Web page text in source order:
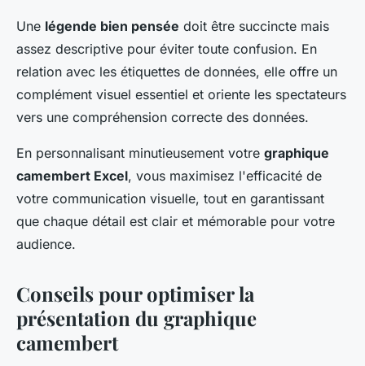
Une légende bien pensée doit être succincte mais
assez descriptive pour éviter toute confusion. En
relation avec les étiquettes de données, elle offre un
complément visuel essentiel et oriente les spectateurs
vers une compréhension correcte des données.
En personnalisant minutieusement votre graphique
camembert Excel, vous maximisez l'efficacité de
votre communication visuelle, tout en garantissant
que chaque détail est clair et mémorable pour votre
audience.
Conseils pour optimiser la
présentation du graphique
camembert